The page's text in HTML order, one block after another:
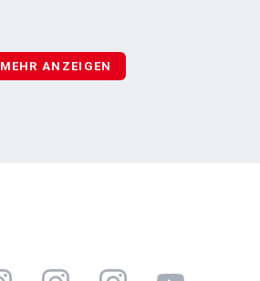
MEHR ANZEIGEN